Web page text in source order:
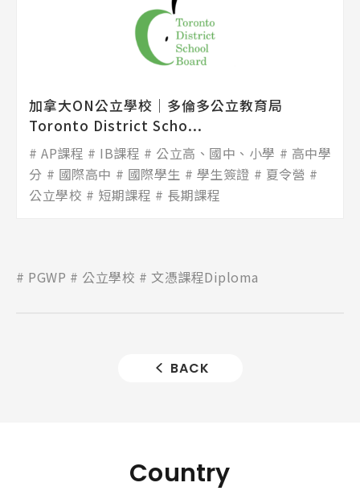
加拿大ON公立學校│多倫多公立教育局
Toronto District Scho...
AP課程 IB課程 公立高、國中、小學
高中學
分
國際高中 國際學生 學生簽證
夏令營
公立學校
短期課程 長期課程
PGWP 公立學校 文憑課程Diploma
BACK
Country